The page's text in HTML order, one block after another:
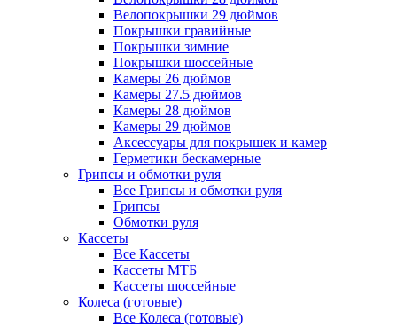
Велопокрышки 29 дюймов
Покрышки гравийные
Покрышки зимние
Покрышки шоссейные
Камеры 26 дюймов
Камеры 27.5 дюймов
Камеры 28 дюймов
Камеры 29 дюймов
Аксессуары для покрышек и камер
Герметики бескамерные
Грипсы и обмотки руля
Все Грипсы и обмотки руля
Грипсы
Обмотки руля
Кассеты
Все Кассеты
Кассеты МТБ
Кассеты шоссейные
Колеса (готовые)
Все Колеса (готовые)